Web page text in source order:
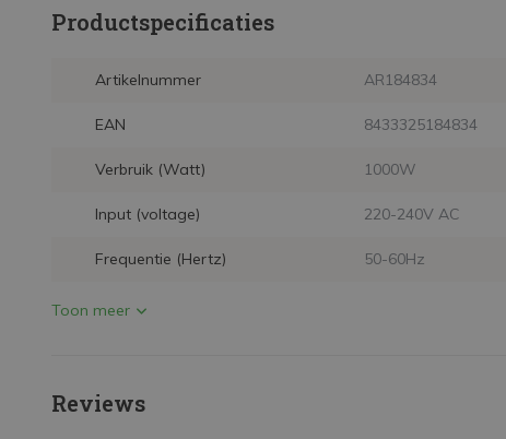
Productspecificaties
Artikelnummer AR184834
EAN 8433325184834
Verbruik (Watt) 1000W
Input (voltage) 220-240V AC
Frequentie (Hertz) 50-60Hz
Toon meer
Reviews